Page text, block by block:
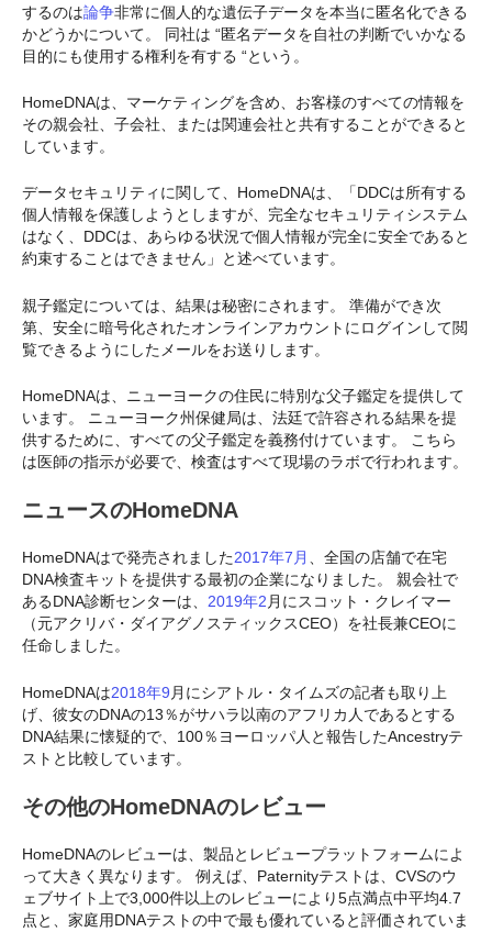
するのは論争非常に個人的な遺伝子データを本当に匿名化できる
かどうかについて。 同社は “匿名データを自社の判断でいかなる
目的にも使用する権利を有する “という。
HomeDNAは、マーケティングを含め、お客様のすべての情報を
その親会社、子会社、または関連会社と共有することができると
しています。
データセキュリティに関して、HomeDNAは、「DDCは所有する
個人情報を保護しようとしますが、完全なセキュリティシステム
はなく、DDCは、あらゆる状況で個人情報が完全に安全であると
約束することはできません」と述べています。
親子鑑定については、結果は秘密にされます。 準備ができ次
第、安全に暗号化されたオンラインアカウントにログインして閲
覧できるようにしたメールをお送りします。
HomeDNAは、ニューヨークの住民に特別な父子鑑定を提供して
います。 ニューヨーク州保健局は、法廷で許容される結果を提
供するために、すべての父子鑑定を義務付けています。 こちら
は医師の指示が必要で、検査はすべて現場のラボで行われます。
ニュースのHomeDNA
HomeDNAはで発売されました2017年7月 、全国の店舗で在宅
DNA検査キットを提供する最初の企業になりました。 親会社で
あるDNA診断センターは、 2019年2月にスコット・クレイマー
（元アクリバ・ダイアグノスティックスCEO）を社長兼CEOに
任命しました。
HomeDNAは2018年9 月にシアトル・タイムズの記者も取り上
げ、彼女のDNAの13％がサハラ以南のアフリカ人であるとする
DNA結果に懐疑的で、100％ヨーロッパ人と報告したAncestryテ
ストと比較しています。
その他のHomeDNAのレビュー
HomeDNAのレビューは、製品とレビュープラットフォームによ
って大きく異なります。 例えば、Paternityテストは、CVSのウ
ェブサイト上で3,000件以上のレビューにより5点満点中平均4.7
点と、家庭用DNAテストの中で最も優れていると評価されていま